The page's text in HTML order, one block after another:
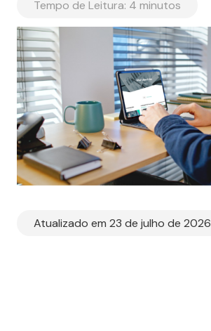
Tempo de Leitura: 4 minutos
Atualizado em 23 de julho de 2026